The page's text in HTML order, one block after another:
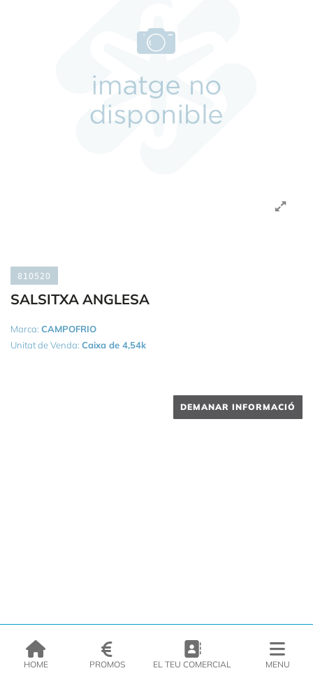
810520
SALSITXA ANGLESA
Marca: CAMPOFRIO
Unitat de Venda: Caixa de 4,54k
DEMANAR INFORMACIÓ
HOME PROMOS EL TEU COMERCIAL MENU